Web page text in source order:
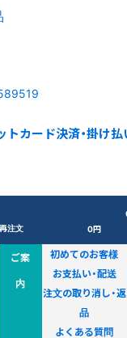
注文
0円
ご案
内
初めてのお客様
お支払い・配送
注文の取り消し・返
品
よくある質問